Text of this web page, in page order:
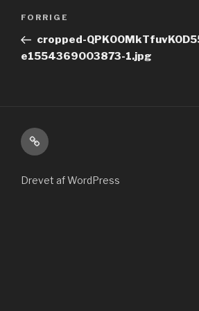
Forrige
indlæg
FORRIGE
cropped-
e1554369003873-1.jpg
Kontakt
Drevet af WordPress